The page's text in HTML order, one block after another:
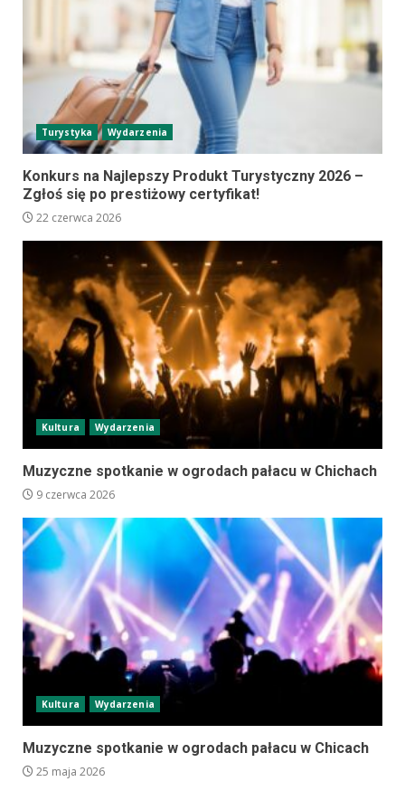
Turystyka Wydarzenia
Konkurs na Najlepszy Produkt Turystyczny 2026 –
Zgłoś się po prestiżowy certyfikat!
22 czerwca 2026
Kultura Wydarzenia
Muzyczne spotkanie w ogrodach pałacu w Chichach
9 czerwca 2026
Kultura Wydarzenia
Muzyczne spotkanie w ogrodach pałacu w Chicach
25 maja 2026